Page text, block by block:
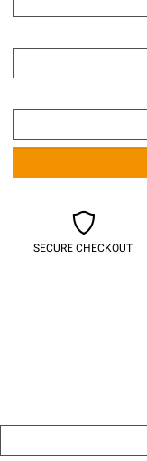
SECURE CHECKOUT